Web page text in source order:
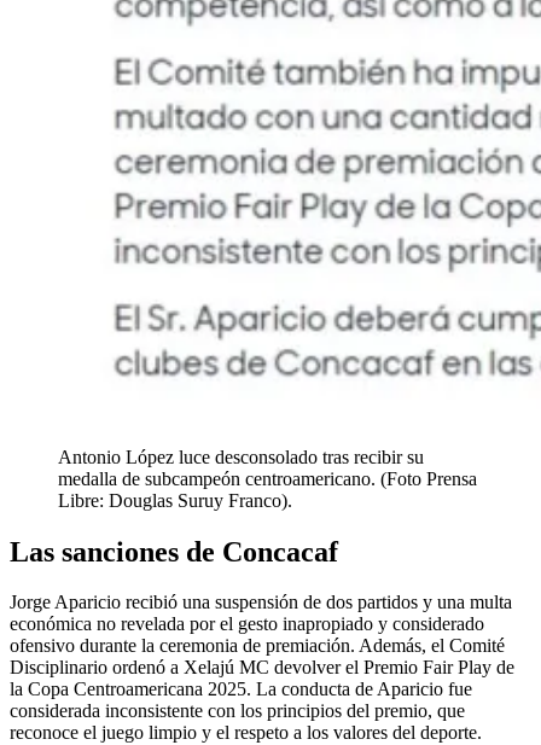
Antonio López luce desconsolado tras recibir su
medalla de subcampeón centroamericano. (Foto Prensa
Libre: Douglas Suruy Franco).
Las sanciones de Concacaf
Jorge Aparicio recibió una suspensión de dos partidos y una multa
económica no revelada por el gesto inapropiado y considerado
ofensivo durante la ceremonia de premiación. Además, el Comité
Disciplinario ordenó a Xelajú MC devolver el Premio Fair Play de
la Copa Centroamericana 2025. La conducta de Aparicio fue
considerada inconsistente con los principios del premio, que
reconoce el juego limpio y el respeto a los valores del deporte.